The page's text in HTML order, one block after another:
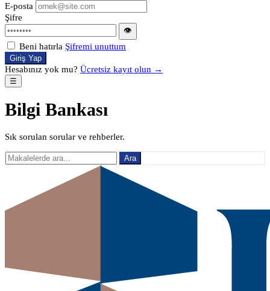
E-posta
Şifre
👁
Beni hatırla Şifremi unuttum
Giriş Yap
Hesabınız yok mu? Ücretsiz kayıt olun →
☰
Bilgi Bankası
Sık sorulan sorular ve rehberler.
Ara